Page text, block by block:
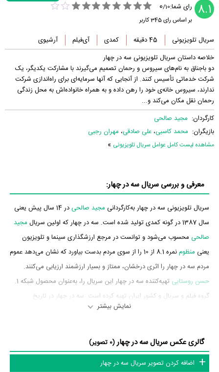
8.1 رای شما: 0/10
بر اساس رای345کاربر
سریال تلویزیونی 45 دقیقه کمدی آی‌فیلم
آرشیوی
خلاصه داستان سریال تلویزیونی سه در چهار
دو باجناق به نام‌های سیروس و رحمان تصمیم می‌گیرند با مشارکت یکدیگر، یک
شرکت خدماتی تأسیس کنند. از آنجایی که آنها سرمایه‌ای برای راه‌اندازی شرکت
ندارند، سیروس خانه‌ی خود را رهن داده و به همراه خانواده‌اش به محل زندگی
رحمان نقل مکان می‌کند و...
کارگردان: مجید صالحی
بازیگران: محمد کاسبی، علی صادقی، مهران رجبی
مشاهده لیست کامل عوامل سریال تلویزیونی »
معرفی و بررسی سریال سه در چهار:
سریال تلویزیونی سه در چهار به‌کارگردانی مجید صالحی
در 14 سال پیش یعنی
سال 1387 در گونه کمدی تولید شده است. سه در چهار که اولین سریال
مجید
صالحی محسوب می‌شود و توانست در مرجع ارزشگذاری سینما و تلویزیون
یعنی منظوم
نمره 8.1 از 10 را از سوی مردم بدست بیاورد که نشان می‌دهد عموم
مردم سه در چهار را اثری درخشان، ممتاز و بسیار ارزشمند ارزیابی می‌کنند.
حسن روستایی
تهیه‌کننده سه در چهار این سریال را، به‌عنوان محصول شبکه 1.
گروه فیلم و سریال و کشور ایران تهیه کرده است. سه در چهار در تاریخ
بازیگران سریال سه در چهار چه کسانی هستند؟ در سه در چهار بازیگرانی چون
نمایش بیشتر
گالری عکس سریال سه در چهار(0 تصویر)
اضافه کردن تصویر سریال سه در چهار